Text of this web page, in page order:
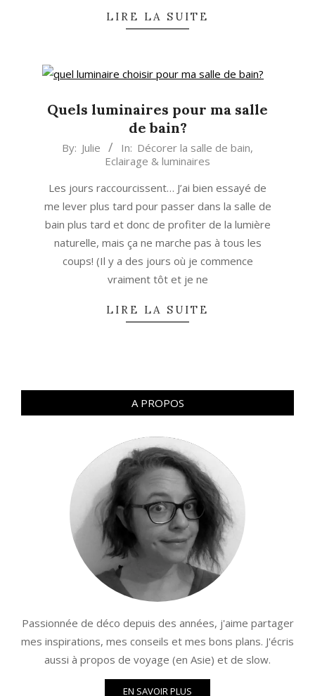
LIRE LA SUITE
Quels luminaires pour ma salle
de bain?
2014-
29
By: Julie In: Décorer la salle de bain,
Eclairage & luminaires
Les jours raccourcissent… J’ai bien essayé de
me lever plus tard pour passer dans la salle de
bain plus tard et donc de profiter de la lumière
naturelle, mais ça ne marche pas à tous les
coups! (Il y a des jours où je commence
vraiment tôt et je ne
LIRE LA SUITE
A PROPOS
Passionnée de déco depuis des années, j'aime partager
mes inspirations, mes conseils et mes bons plans. J'écris
aussi à propos de voyage (en Asie) et de slow.
EN SAVOIR PLUS